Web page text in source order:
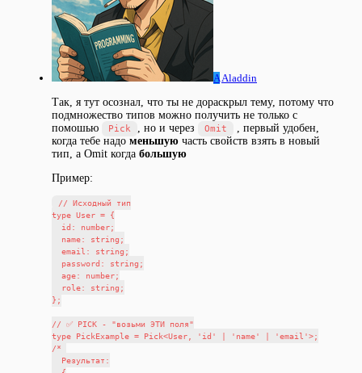
AAladdin
Так, я тут осознал, что ты не дораскрыл тему, потому что
подмножество типов можно получить не только с
помошью
Pick , но и через Omit
, первый удобен,
когда тебе надо меньшую часть свойств взять в новый
тип, а Omit когда большую
Пример:
// Исходный тип
type User = {
  id: number;
  name: string;
  email: string;
  password: string;
  age: number;
  role: string;
};
// ✅ PICK - "возьми ЭТИ поля"
type PickExample = Pick<User, 'id' | 'name' | 'email'>;
/*
  Результат: